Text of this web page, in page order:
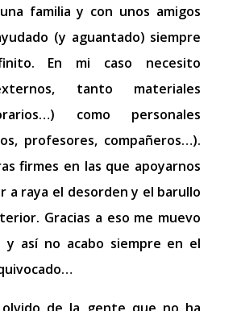
familia y con unos amigos
(y aguantado) siempre
En mi caso necesito
tanto materiales
como personales
profesores, compañeros…).
firmes en las que apoyarnos
a raya el desorden y el barullo
Gracias a eso me muevo
y así no acabo siempre en el